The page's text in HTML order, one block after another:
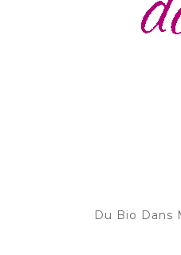
Du Bio Dans